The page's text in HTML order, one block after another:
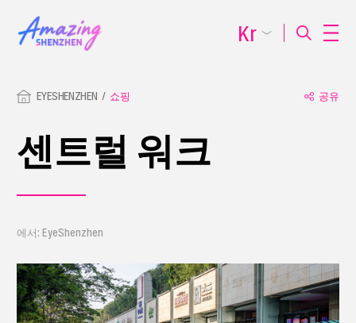
EYESHENZHEN 쇼핑 공유
센트럴 워크
에서: EyeShenzhen
Kr